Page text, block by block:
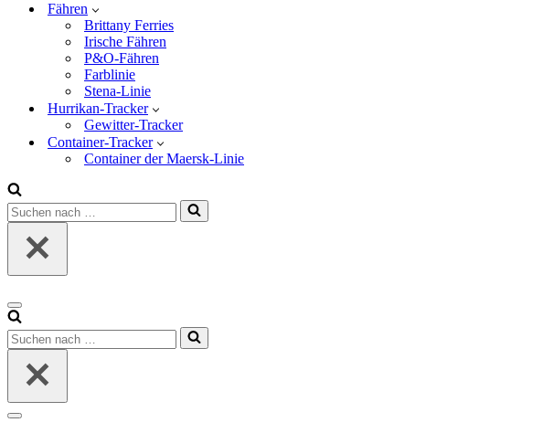
Fähren
Brittany Ferries
Irische Fähren
P&O-Fähren
Farblinie
Stena-Linie
Hurrikan-Tracker
Gewitter-Tracker
Container-Tracker
Container der Maersk-Linie
Suchen
nach …
Navigations-
Menü
Suchen
nach …
Navigations-